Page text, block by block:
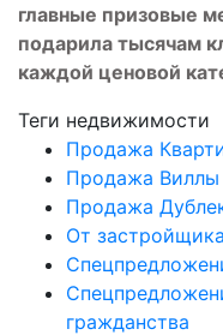
главные призовые
подарила тысячам
каждой ценовой
Теги недвижимости
Продажа
Продажа Виллы
Продажа
От застройщика
гражданства